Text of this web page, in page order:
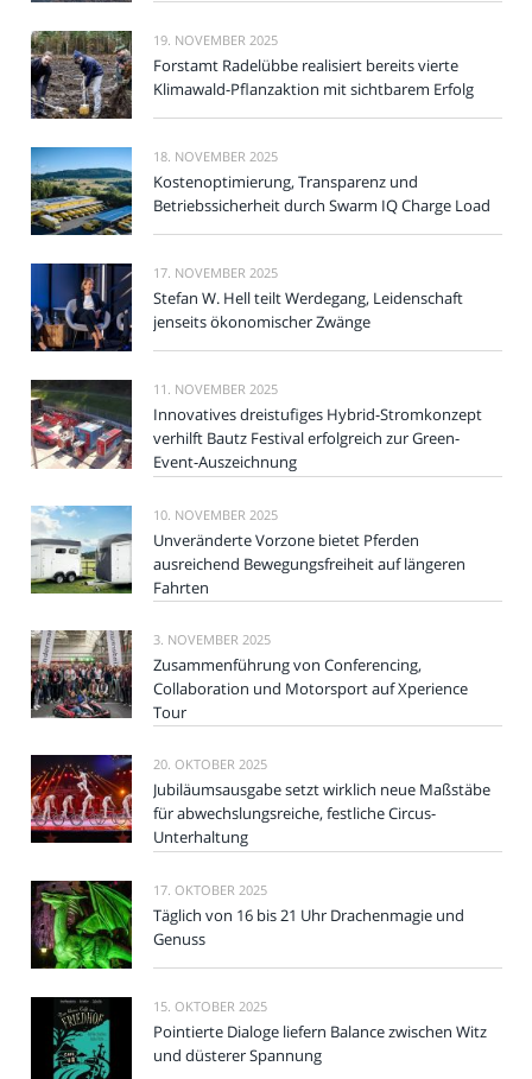
19. NOVEMBER 2025
Forstamt Radelübbe realisiert bereits vierte
Klimawald-Pflanzaktion mit sichtbarem Erfolg
18. NOVEMBER 2025
Kostenoptimierung, Transparenz und
Betriebssicherheit durch Swarm IQ Charge Load
17. NOVEMBER 2025
Stefan W. Hell teilt Werdegang, Leidenschaft
jenseits ökonomischer Zwänge
11. NOVEMBER 2025
Innovatives dreistufiges Hybrid-Stromkonzept
verhilft Bautz Festival erfolgreich zur Green-
Event-Auszeichnung
10. NOVEMBER 2025
Unveränderte Vorzone bietet Pferden
ausreichend Bewegungsfreiheit auf längeren
Fahrten
3. NOVEMBER 2025
Zusammenführung von Conferencing,
Collaboration und Motorsport auf Xperience
Tour
20. OKTOBER 2025
Jubiläumsausgabe setzt wirklich neue Maßstäbe
für abwechslungsreiche, festliche Circus-
Unterhaltung
17. OKTOBER 2025
Täglich von 16 bis 21 Uhr Drachenmagie und
Genuss
15. OKTOBER 2025
Pointierte Dialoge liefern Balance zwischen Witz
und düsterer Spannung